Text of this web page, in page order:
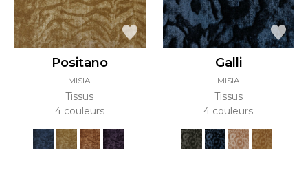
Positano
MISIA
Tissus
4 couleurs
Galli
MISIA
Tissus
4 couleurs